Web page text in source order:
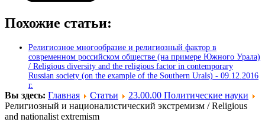
Похожие статьи:
Религиозное многообразие и религиозный фактор в
современном российском обществе (на примере Южного Урала)
/ Religious diversity and the religious factor in contemporary
Russian society (on the example of the Southern Urals) - 09.12.2016
г.
Вы здесь: Главная Статьи
23.00.00 Политические науки
Религиозный и националистический экстремизм / Religious
and nationalist extremism